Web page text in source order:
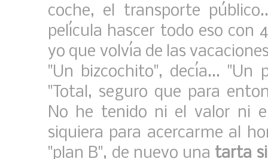
coche, el transporte
película hascer todo eso con
yo que volvía de las
"Un bizcochito", decía... "Un
"Total, seguro que para
No he tenido ni el valor ni
siquiera para acercarme al
"plan B", de nuevo una tarta